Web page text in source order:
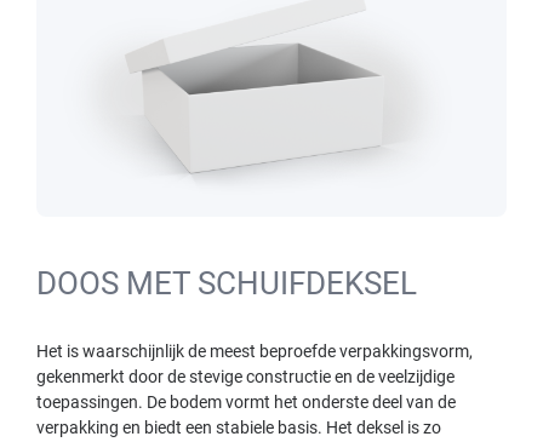
DOOS MET SCHUIFDEKSEL
Het is waarschijnlijk de meest beproefde verpakkingsvorm,
gekenmerkt door de stevige constructie en de veelzijdige
toepassingen. De bodem vormt het onderste deel van de
verpakking en biedt een stabiele basis. Het deksel is zo